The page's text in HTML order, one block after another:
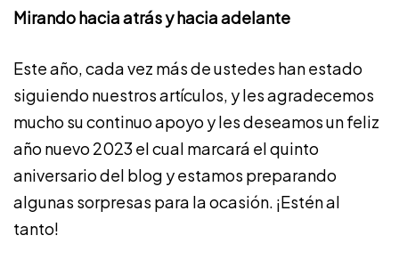
Mirando hacia atrás y hacia adelante
Este año, cada vez más de ustedes han estado
siguiendo nuestros artículos, y les agradecemos
mucho su continuo apoyo y les deseamos un feliz
año nuevo 2023 el cual marcará el quinto
aniversario del blog y estamos preparando
algunas sorpresas para la ocasión. ¡Estén al
tanto!